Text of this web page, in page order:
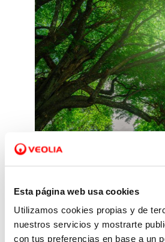
Esta página web usa cookies
Utilizamos cookies propias y de
nuestros servicios y mostrarte
con tus preferencias en base a un
Impulsamos
soluciones y medidas